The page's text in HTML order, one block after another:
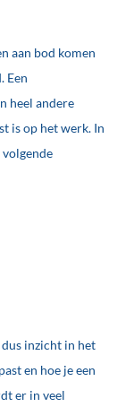
aan bod komen
Een
heel andere
is op het werk. In
inzicht in het
en hoe je een
er in veel